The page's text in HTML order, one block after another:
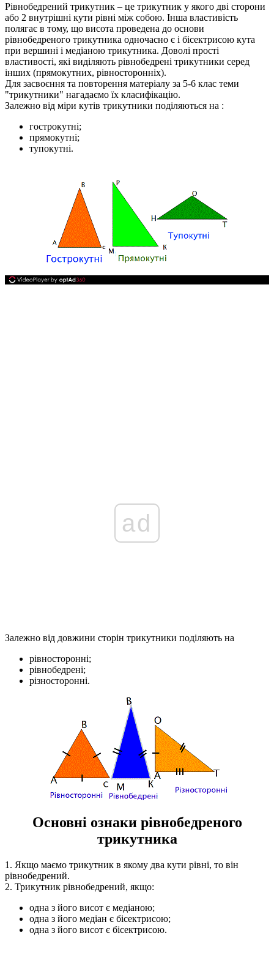
Рівнобедрений трикутник – це трикутник у якого дві сторони
або 2 внутрішні кути рівні між собою. Інша властивість
полягає в тому, що висота проведена до основи
рівнобедреного трикутника одночасно є і бісектрисою кута
при вершині і медіаною трикутника. Доволі прості
властивості, які виділяють рівнобедрені трикутники серед
інших (прямокутних, рівносторонніх).
Для засвоєння та повторення матеріалу за 5-6 клас теми
"трикутники" нагадаємо їх класифікацію.
Залежно від міри кутів трикутники поділяються на :
гострокутні;
прямокутні;
тупокутні.
ad
Залежно від довжини сторін трикутники поділяють на
рівносторонні;
рівнобедрені;
різносторонні.
Основні ознаки рівнобедреного
трикутника
1. Якщо маємо трикутник в якому два кути рівні, то він
рівнобедрений.
2. Трикутник рівнобедрений, якщо:
одна з його висот є медіаною;
одна з його медіан є бісектрисою;
одна з його висот є бісектрисою.